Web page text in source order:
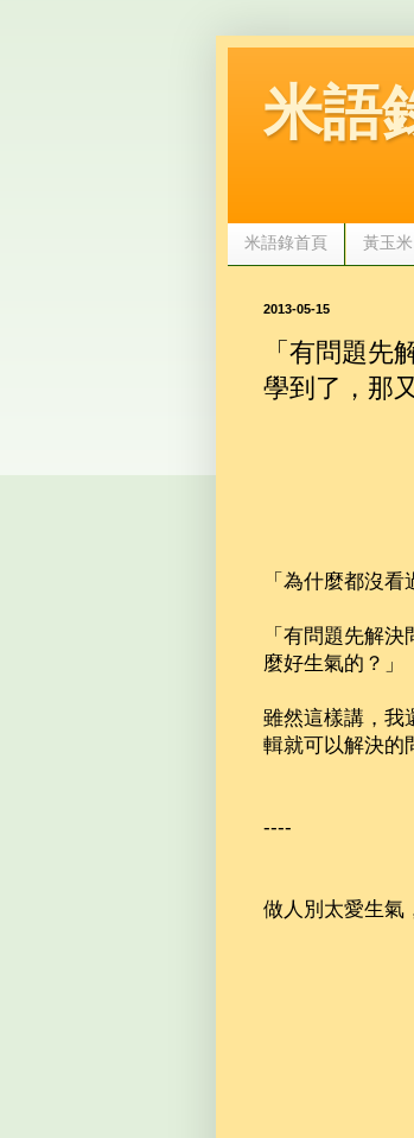
米語
米語錄首頁 黃玉
2013-05-15
「有問題先
學到了，那
「為什麼都沒
「有問題先解
麼好生氣的？」
雖然這樣講，我
輯就可以解決的
----
做人別太愛生氣